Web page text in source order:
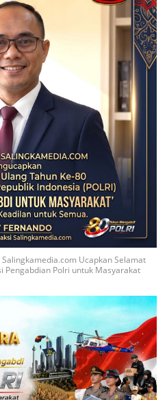
Ucapkan Selamat
Pengabdian Polri untuk Masyarakat